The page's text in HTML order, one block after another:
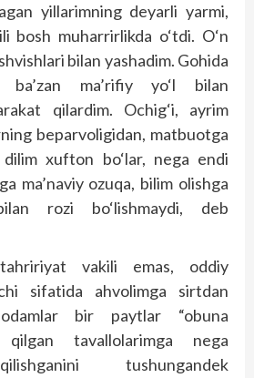
yillarimning deyarli yarmi,
bosh muharrirlikda o‘tdi. O‘n
bilan yashadim. Gohida
ba’zan ma’rifiy yo‘l bilan
qilardim. Ochig‘i, ayrim
beparvoligidan, matbuotga
dilim xufton bo‘lar, nega endi
ma’naviy ozuqa, bilim olishga
rozi bo‘lishmaydi, deb
vakili emas, oddiy
sifatida ahvolimga sirtdan
bir paytlar “obuna
qilgan tavallolarimga nega
tushungandek